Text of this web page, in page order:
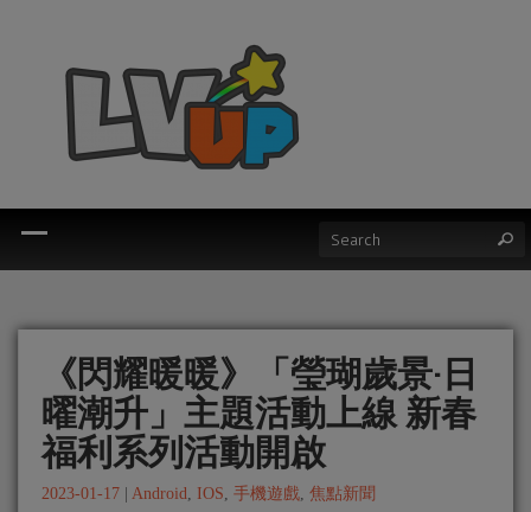
《閃耀暖暖》「瑩瑚歲景·日
曜潮升」主題活動上線 新春
福利系列活動開啟
2023-01-17 Android, IOS, 手機遊戲, 焦點新聞